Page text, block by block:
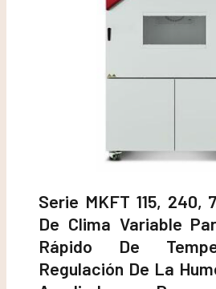
Serie MKFT 115, 240,
De Clima Variable
Rápido De
Regulación De La